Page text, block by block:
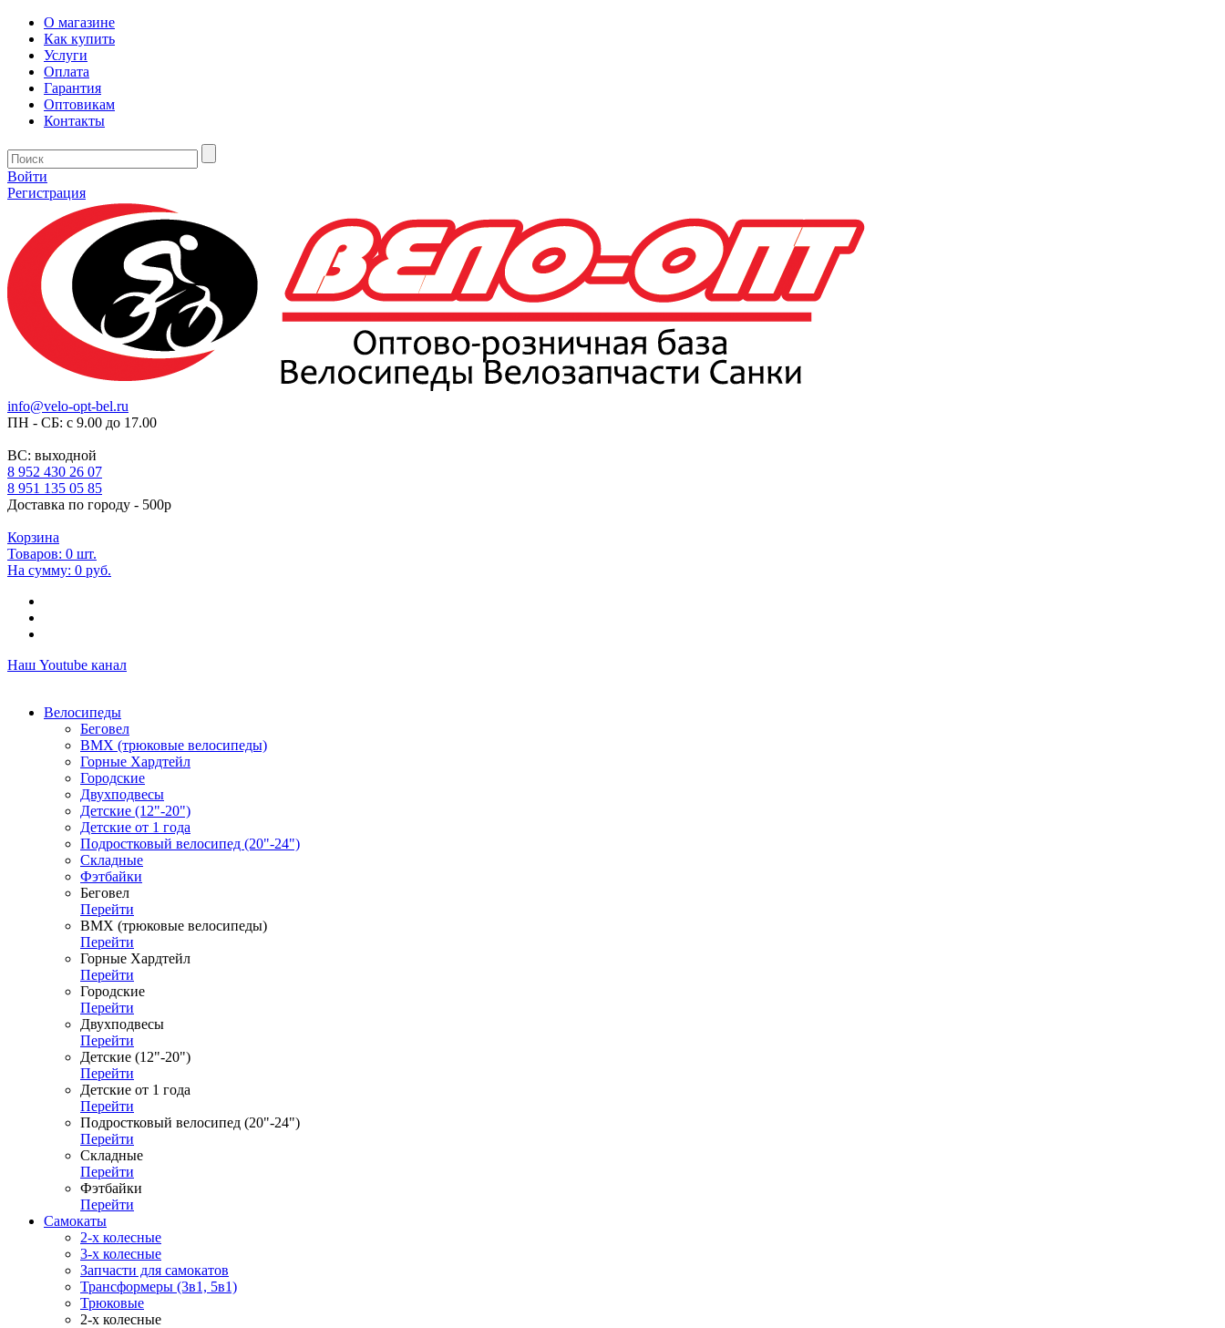
О магазине
Как купить
Услуги
Оплата
Гарантия
Оптовикам
Контакты
Войти
Регистрация
info@velo-opt-bel.ru
ПН - СБ: с 9.00 до 17.00
ВС: выходной
8 952 430 26 07
8 951 135 05 85
Доставка по городу - 500р
Корзина
Товаров: 0 шт.
На сумму: 0 руб.
Наш Youtube канал
Велосипеды
Беговел
ВМХ (трюковые велосипеды)
Горные Хардтейл
Городские
Двухподвесы
Детские (12"-20")
Детские от 1 года
Подростковый велосипед (20"-24")
Складные
Фэтбайки
Беговел
Перейти
ВМХ (трюковые велосипеды)
Перейти
Горные Хардтейл
Перейти
Городские
Перейти
Двухподвесы
Перейти
Детские (12"-20")
Перейти
Детские от 1 года
Перейти
Подростковый велосипед (20"-24")
Перейти
Складные
Перейти
Фэтбайки
Перейти
Самокаты
2-х колесные
3-х колесные
Запчасти для самокатов
Трансформеры (3в1, 5в1)
Трюковые
2-х колесные